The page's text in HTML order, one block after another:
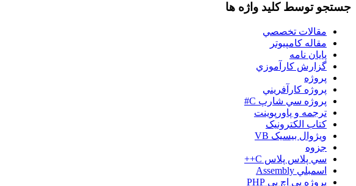
جستجو توسط کلید واژه ها
مقالات تخصصي
مقاله کامپیوتر
پایان نامه
گزارش کارآموزي
پروژه
پروژه کارآفريني
پروژه سي شارپ C#
ترجمه و پاورپوينت
کتاب الکترونيک
ويژوال بيسيک VB
جزوه
سي پلاس پلاس C++
اسمبلي Assembly
پروژه پي اچ پي PHP